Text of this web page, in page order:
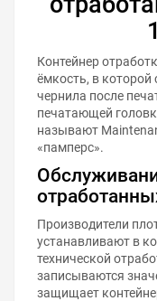
Контейнер
ёмкость, в
чернила после
печатающей
называют
«памперс».
Производители
устанавливают в
технической
записываются
защищает